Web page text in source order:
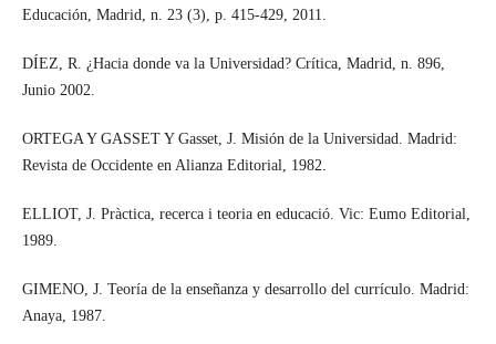
Educación, Madrid, n. 23 (3), p. 415-429, 2011.
DÍEZ, R. ¿Hacia donde va la Universidad? Crítica, Madrid, n. 896,
Junio 2002.
ORTEGA Y GASSET Y Gasset, J. Misión de la Universidad. Madrid:
Revista de Occidente en Alianza Editorial, 1982.
ELLIOT, J. Pràctica, recerca i teoria en educació. Vic: Eumo Editorial,
1989.
GIMENO, J. Teoría de la enseñanza y desarrollo del currículo. Madrid:
Anaya, 1987.